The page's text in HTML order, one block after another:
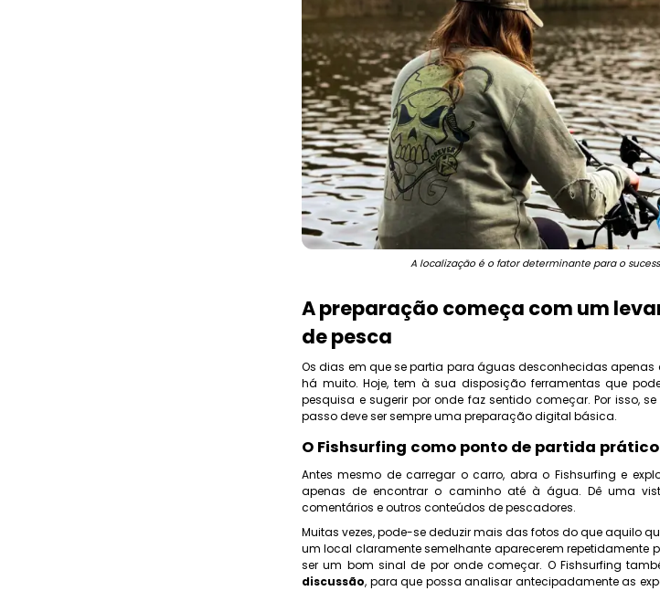
A localização é o fator determinante para o
A preparação começa com um
de pesca
Os dias em que se partia para águas desconhecidas
há muito. Hoje, tem à sua disposição ferramentas que
pesquisa e sugerir por onde faz sentido começar. Por isso,
passo deve ser sempre uma preparação digital básica.
O Fishsurfing como ponto de partida prático
Antes mesmo de carregar o carro, abra o Fishsurfing e
apenas de encontrar o caminho até à água. Dê uma
comentários e outros conteúdos de pescadores.
Muitas vezes, pode-se deduzir mais das fotos do que aquilo
um local claramente semelhante aparecerem repetidamente
ser um bom sinal de por onde começar. O Fishsurfing
discussão, para que possa analisar antecipadamente as